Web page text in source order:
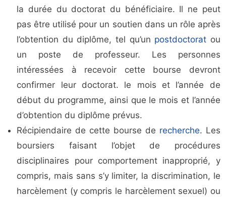
la durée du doctorat du bénéficiaire. Il ne peut
pas être utilisé pour un soutien dans un rôle après
l’obtention du diplôme, tel qu’un postdoctorat ou
un poste de professeur. Les personnes
intéressées à recevoir cette bourse devront
confirmer leur doctorat. le mois et l’année de
début du programme, ainsi que le mois et l’année
d’obtention du diplôme prévus.
Récipiendaire de cette bourse de recherche. Les
boursiers faisant l’objet de procédures
disciplinaires pour comportement inapproprié, y
compris, mais sans s’y limiter, la discrimination, le
harcèlement (y compris le harcèlement sexuel) ou